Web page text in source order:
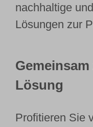
nachhaltige
Lösungen zur
Lösung
Profitieren Sie